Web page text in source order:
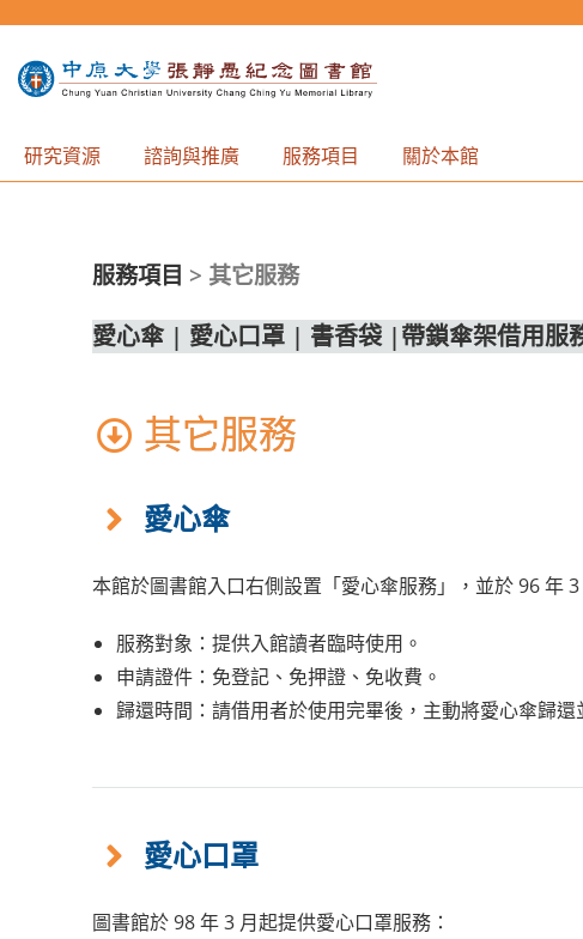
研究資源 諮詢與推廣 服務項目 關於本館
服務項目 > 其它服務
愛心傘 | 愛心口罩 | 書香袋|帶鎖傘架借用服
其它服務
愛心傘
本館於圖書館入口右側設置「愛心傘服務」，並於96年3
服務對象：提供入館讀者臨時使用。
申請證件：免登記、免押證、免收費。
歸還時間：請借用者於使用完畢後，主動將愛心傘歸
愛心口罩
圖書館於 98 年 3 月起提供愛心口罩服務：